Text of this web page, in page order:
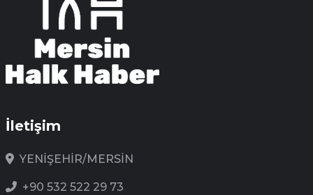
İletişim
YENİŞEHİR/MERSİN
+90 532 522 29 73